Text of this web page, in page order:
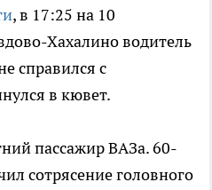
, в 17:25 на 10
Хахалино водитель
справился с
в кювет.
пассажир ВАЗа. 60-
сотрясение головного